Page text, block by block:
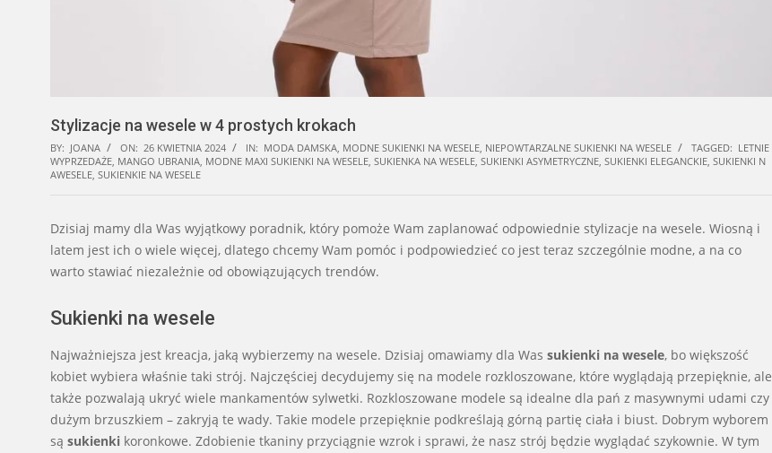
Stylizacje na wesele w 4 prostych krokach
BY: JOANA ON: 26 KWIETNIA 2024 IN: MODA DAMSKA, MODNE SUKIENKI NA WESELE, NIEPOWTARZALNE SUKIENKI NA WESELE TAGGED: LETNIE
WYPRZEDAŻE, MANGO UBRANIA, MODNE MAXI SUKIENKI NA WESELE, SUKIENKA NA WESELE, SUKIENKI ASYMETRYCZNE, SUKIENKI ELEGANCKIE, SUKIENKI N
AWESELE, SUKIENKIE NA WESELE
Dzisiaj mamy dla Was wyjątkowy poradnik, który pomoże Wam zaplanować odpowiednie stylizacje na wesele. Wiosną i
latem jest ich o wiele więcej, dlatego chcemy Wam pomóc i podpowiedzieć co jest teraz szczególnie modne, a na co
warto stawiać niezależnie od obowiązujących trendów.
Sukienki na wesele
Najważniejsza jest kreacja, jaką wybierzemy na wesele. Dzisiaj omawiamy dla Was sukienki na wesele, bo większość
kobiet wybiera właśnie taki strój. Najczęściej decydujemy się na modele rozkloszowane, które wyglądają przepięknie, ale
także pozwalają ukryć wiele mankamentów sylwetki. Rozkloszowane modele są idealne dla pań z masywnymi udami czy
dużym brzuszkiem – zakryją te wady. Takie modele przepięknie podkreślają górną partię ciała i biust. Dobrym wyborem
są sukienki koronkowe. Zdobienie tkaniny przyciągnie wzrok i sprawi, że nasz strój będzie wyglądać szykownie. W tym